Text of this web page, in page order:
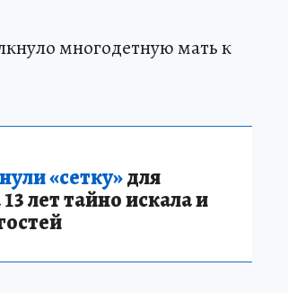
многодетную мать к
«сетку»для
лет тайно искала и